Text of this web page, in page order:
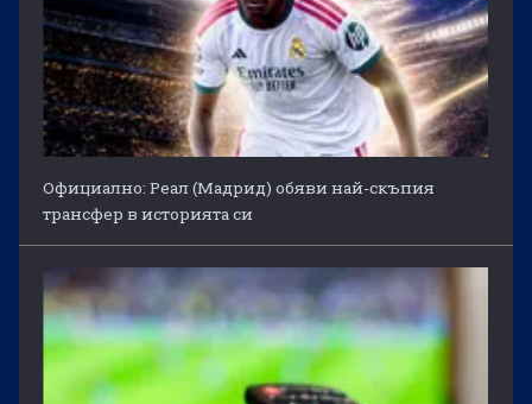
Официално: Реал (Мадрид) обяви най-скъпия
трансфер в историята си